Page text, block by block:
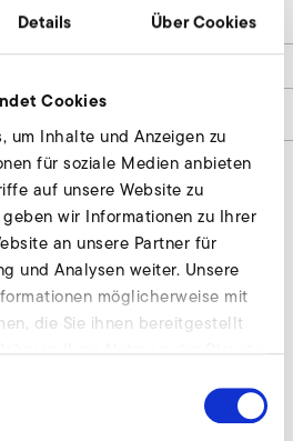
Details Über Cookies
Cookies
um Inhalte und Anzeigen zu
für soziale Medien anbieten
auf unsere Website zu
wir Informationen zu Ihrer
an unsere Partner für
und Analysen weiter. Unsere
möglicherweise mit
die Sie ihnen bereitgestellt
50
anfragen
und nach Bedarf. Unsere
gerne zur Verfügung.